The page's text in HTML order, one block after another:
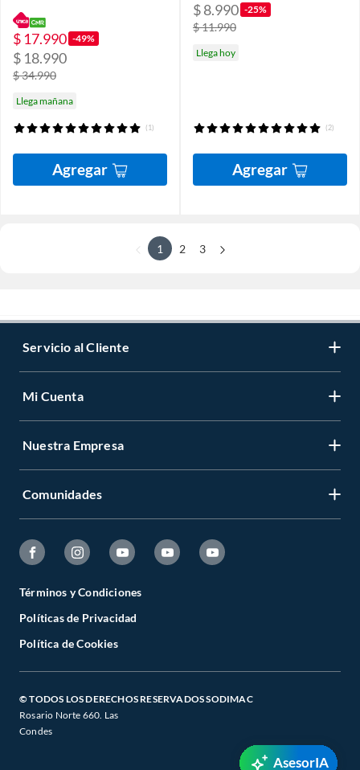
$ 17.990 -49%
$ 18.990
$ 34.990
Llega mañana
(1)
Agregar
$ 8.990 -25%
$ 11.990
Llega hoy
(2)
Agregar
1 2 3
Servicio al Cliente
Mi Cuenta
Nuestra Empresa
Comunidades
Términos y Condiciones
Políticas de Privacidad
Política de Cookies
© TODOS LOS DERECHOS RESERVADOS SODIMAC
Rosario Norte 660. Las
Condes
AsesorIA